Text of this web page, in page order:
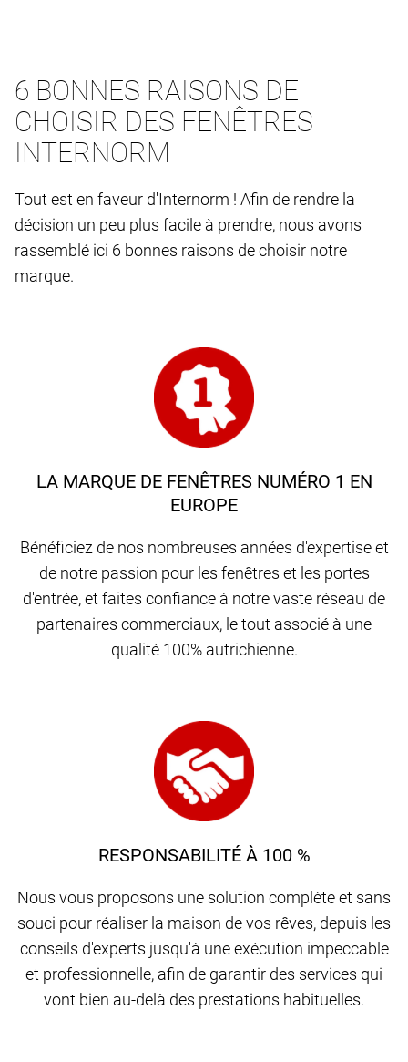
6 BONNES RAISONS DE
CHOISIR DES FENÊTRES
INTERNORM
Tout est en faveur d'Internorm ! Afin de rendre la
décision un peu plus facile à prendre, nous avons
rassemblé ici 6 bonnes raisons de choisir notre
marque.
LA MARQUE DE FENÊTRES NUMÉRO 1 EN
EUROPE
Bénéficiez de nos nombreuses années d'expertise et
de notre passion pour les fenêtres et les portes
d'entrée, et faites confiance à notre vaste réseau de
partenaires commerciaux, le tout associé à une
qualité 100% autrichienne.
RESPONSABILITÉ À 100 %
Nous vous proposons une solution complète et sans
souci pour réaliser la maison de vos rêves, depuis les
conseils d'experts jusqu'à une exécution impeccable
et professionnelle, afin de garantir des services qui
vont bien au-delà des prestations habituelles.